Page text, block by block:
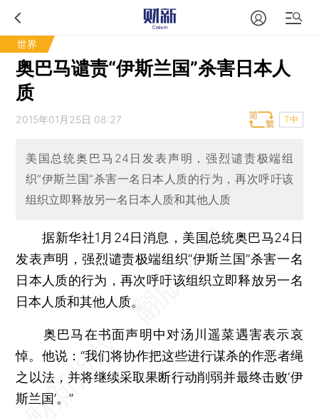
世界
奥巴马谴责“伊斯兰国”杀害日本人
质
2015年01月25日 08:27 T中
美国总统奥巴马24日发表声明，强烈谴责极端组
织“伊斯兰国”杀害一名日本人质的行为，再次呼吁该
组织立即释放另一名日本人质和其他人质
据新华社1月24日消息，美国总统奥巴马24日
发表声明，强烈谴责极端组织“伊斯兰国”杀害一名
日本人质的行为，再次呼吁该组织立即释放另一名
日本人质和其他人质。
奥巴马在书面声明中对汤川遥菜遇害表示哀
悼。他说：“我们将协作把这些进行谋杀的作恶者绳
之以法，并将继续采取果断行动削弱并最终击败‘伊
斯兰国’。”